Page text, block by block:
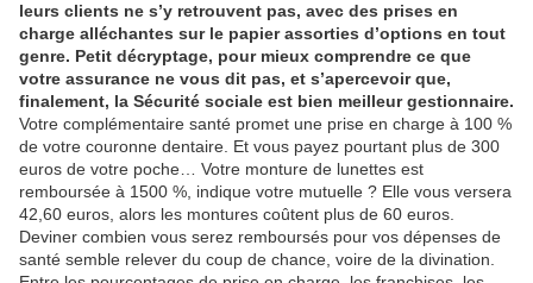
leurs clients ne s’y retrouvent pas, avec des prises en
charge alléchantes sur le papier assorties d’options en tout
genre. Petit décryptage, pour mieux comprendre ce que
votre assurance ne vous dit pas, et s’apercevoir que,
finalement, la Sécurité sociale est bien meilleur gestionnaire.
Votre complémentaire santé promet une prise en charge à 100 %
de votre couronne dentaire. Et vous payez pourtant plus de 300
euros de votre poche… Votre monture de lunettes est
remboursée à 1500 %, indique votre mutuelle ? Elle vous versera
42,60 euros, alors les montures coûtent plus de 60 euros.
Deviner combien vous serez remboursés pour vos dépenses de
santé semble relever du coup de chance, voire de la divination.